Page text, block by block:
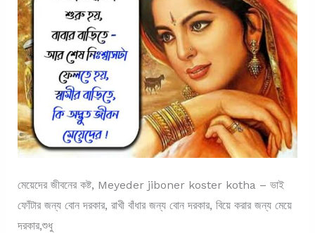
মেয়েদের জীবনের কষ্ট, Meyeder jiboner koster kotha – ভাই
ফোঁটার জন্য বোন দরকার, রাখী বাঁধার জন্য বোন দরকার, বিয়ে করার জন্য মেয়ে
দরকার,শুধু